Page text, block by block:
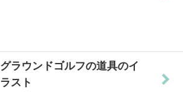
グラウンドゴルフの道具のイ
ラスト